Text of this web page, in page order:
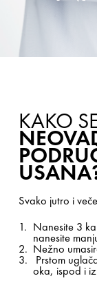
KAKO
Svako jutro i
Nanesite 3
nanesite
Nežno
Prstom
oka, ispod i